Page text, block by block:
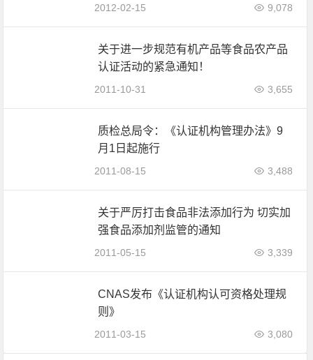
2012-02-15 9,078
关于进一步规范有机产品等食品农产品
认证活动的紧急通知！
2011-10-31 3,655
质检总局令：《认证机构管理办法》9
月1日起施行
2011-08-15 3,488
关于严厉打击食品非法添加行为 切实加
强食品添加剂监管的通知
2011-05-15 3,339
CNAS发布《认证机构认可资格处理规
则》
2011-03-15 3,080